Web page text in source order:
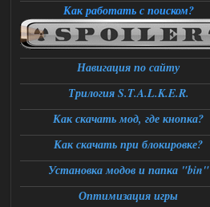
Как работать с поиском?
Навигация по сайту
Трилогия S.T.A.L.K.E.R.
Как скачать мод, где кнопка?
Как скачать при блокировке?
Установка модов и папка "bin"
Оптимизация игры